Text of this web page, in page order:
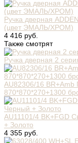
Ручка дверная
(цвет ЭМАЛЬ/ХРОМ)
4 416 руб.
Также смотрят
Ручка дверная 2
AU82306/16 BR+Amb
870*870*270+1300
AU11101/4 BK+FGD
+ Золото
4 355 руб.